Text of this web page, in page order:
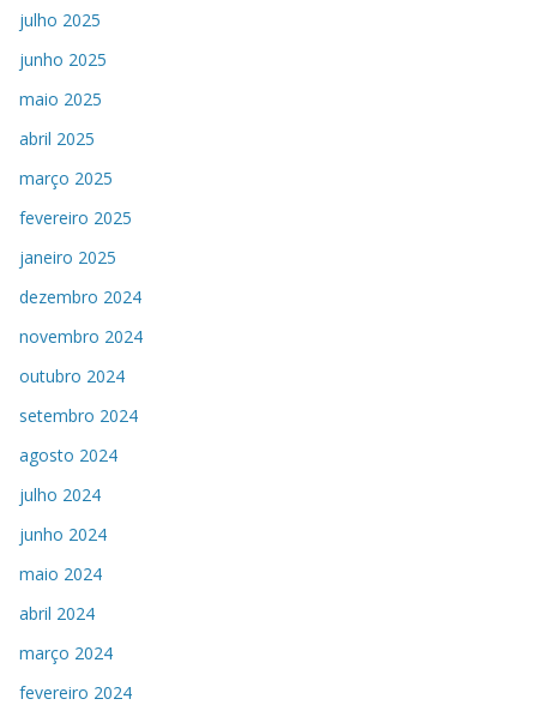
julho 2025
junho 2025
maio 2025
abril 2025
março 2025
fevereiro 2025
janeiro 2025
dezembro 2024
novembro 2024
outubro 2024
setembro 2024
agosto 2024
julho 2024
junho 2024
maio 2024
abril 2024
março 2024
fevereiro 2024